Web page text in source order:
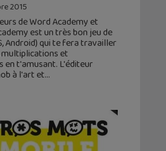
2015
de Word Academy et
est un très bon jeu de
Android) qui te fera travailler
et
en t'amusant. L'éditeur
à l'art et